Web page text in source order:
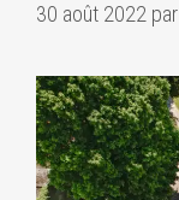
30 août 2022 par